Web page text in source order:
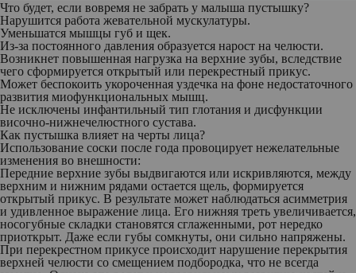
Что будет, если вовремя не забрать у малыша пустышку?
Нарушится работа жевательной мускулатуры.
Уменьшатся мышцы губ и щек.
Из-за постоянного давления образуется нарост на челюсти.
Возникнет повышенная нагрузка на верхние зубы, вследствие
чего сформируется открытый или перекрестный прикус.
Может беспокоить укороченная уздечка на фоне недостаточного
развития миофункциональных мышц.
Не исключены инфантильный тип глотания и дисфункции
височно-нижнечелюстного сустава.
Как пустышка влияет на черты лица?
Использование соски после года провоцирует нежелательные
изменения во внешности:
Передние верхние зубы выдвигаются или искривляются, между
верхним и нижним рядами остается щель, формируется
открытый прикус. В результате может наблюдаться асимметрия
и удивленное выражение лица. Его нижняя треть увеличивается,
носогубные складки становятся сглаженными, рот нередко
приоткрыт. Даже если губы сомкнуты, они сильно напряжены.
При перекрестном прикусе происходит нарушение перекрытия
верхней челюсти со смещением подбородка, что не всегда